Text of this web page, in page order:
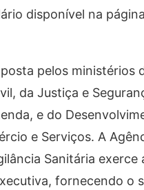
disponível na
pelos ministérios
da Justiça e
e do
e Serviços. A
Sanitária exerce
fornecendo o